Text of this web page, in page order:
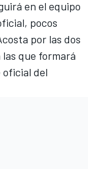
en el equipo
pocos
por las dos
que formará
oficial del